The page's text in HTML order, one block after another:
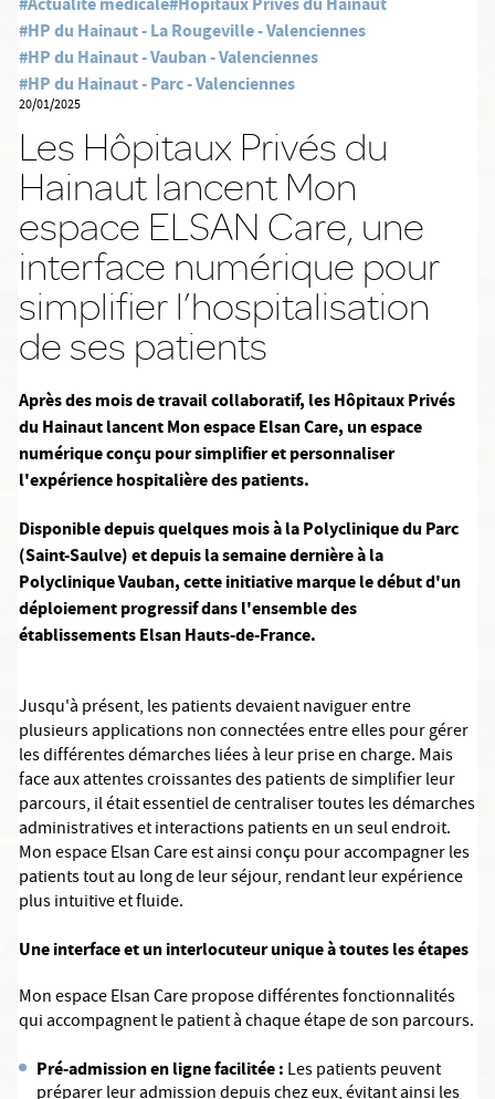
#HP du Hainaut - La Rougeville - Valenciennes
#HP du Hainaut - Vauban - Valenciennes
#HP du Hainaut - Parc - Valenciennes
20/01/2025
Les Hôpitaux Privés du
Hainaut lancent Mon
espace ELSAN Care, une
interface numérique pour
simplifier l’hospitalisation
de ses patients
Après des mois de travail collaboratif, les Hôpitaux Privés
du Hainaut lancent Mon espace Elsan Care, un espace
numérique conçu pour simplifier et personnaliser
l'expérience hospitalière des patients.
Disponible depuis quelques mois à la Polyclinique du Parc
(Saint-Saulve) et depuis la semaine dernière à la
Polyclinique Vauban, cette initiative marque le début d'un
déploiement progressif dans l'ensemble des
établissements Elsan Hauts-de-France.
Jusqu'à présent, les patients devaient naviguer entre
plusieurs applications non connectées entre elles pour gérer
les différentes démarches liées à leur prise en charge. Mais
face aux attentes croissantes des patients de simplifier leur
parcours, il était essentiel de centraliser toutes les démarches
administratives et interactions patients en un seul endroit.
Mon espace Elsan Care est ainsi conçu pour accompagner les
patients tout au long de leur séjour, rendant leur expérience
plus intuitive et fluide.
Une interface et un interlocuteur unique à toutes les étapes
Mon espace Elsan Care propose différentes fonctionnalités
qui accompagnent le patient à chaque étape de son parcours.
Pré-admission en ligne facilitée : Les patients peuvent